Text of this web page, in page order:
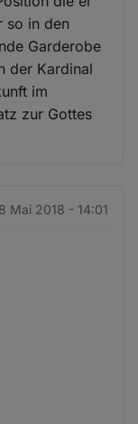
so in den
Garderobe
der Kardinal
im
zur Gottes
Mai 2018 - 14:01